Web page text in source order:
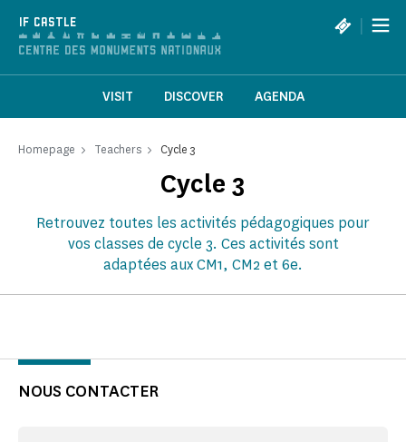
IF CASTLE |
VISIT DISCOVER AGENDA
Homepage Teachers Cycle 3
Cycle 3
Retrouvez toutes les activités pédagogiques pour
vos classes de cycle 3. Ces activités sont
adaptées aux CM1, CM2 et 6e.
NOUS CONTACTER